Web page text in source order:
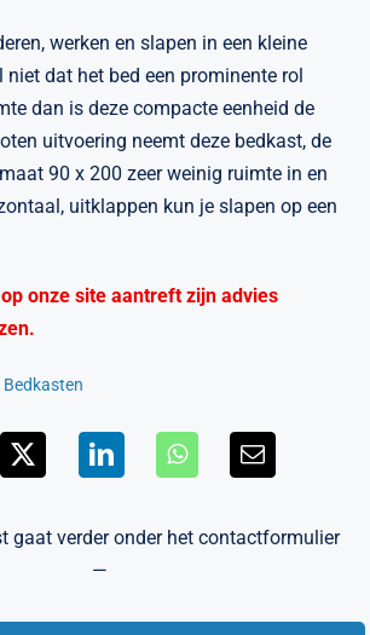
werken en slapen in een kleine
dat het bed een prominente rol
dan is deze compacte eenheid de
uitvoering neemt deze bedkast, de
90 x 200 zeer weinig ruimte in en
uitklappen kun je slapen op een
onze site aantreft zijn advies
Bedkasten
gaat verder onder het contactformulier
—